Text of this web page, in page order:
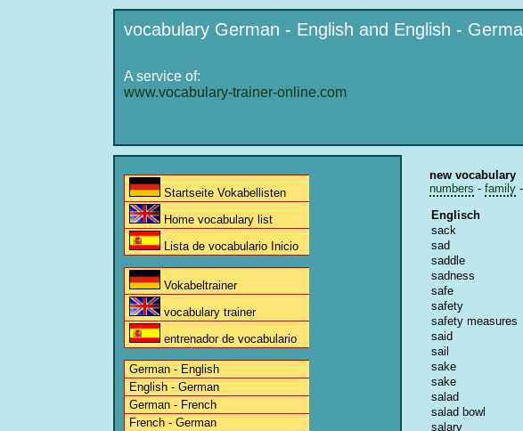
vocabulary German - English and English -
A service of:
www.vocabulary-trainer-online.com
Startseite Vokabellisten
Home vocabulary list
Lista de vocabulario Inicio
Vokabeltrainer
vocabulary trainer
entrenador de vocabulario
German - English
English - German
German - French
French - German
new vocabulary
numbers - family -
Englisch
sack
sad
saddle
sadness
safe
safety
safety measures
said
sail
sake
sake
salad
salad bowl
salary